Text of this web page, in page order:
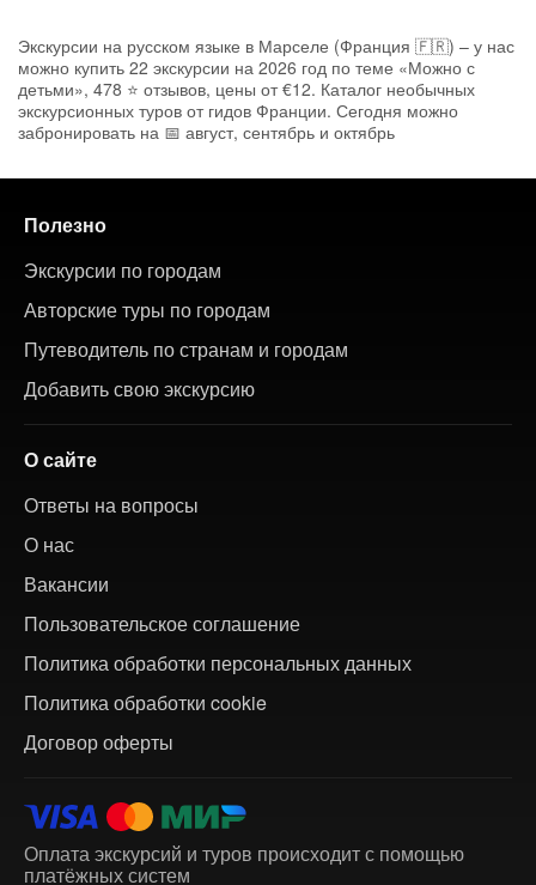
Экскурсии на русском языке в Марселе (Франция 🇫🇷) – у нас
можно купить 22 экскурсии на 2026 год по теме «Можно с
детьми», 478 ⭐ отзывов, цены от €12. Каталог необычных
экскурсионных туров от гидов Франции. Сегодня можно
забронировать на 📅 август, сентябрь и октябрь
Полезно
Экскурсии по городам
Авторские туры по городам
Путеводитель по странам и городам
Добавить свою экскурсию
О сайте
Ответы на вопросы
О нас
Вакансии
Пользовательское соглашение
Политика обработки персональных данных
Политика обработки cookie
Договор оферты
Оплата экскурсий и туров происходит с помощью
платёжных систем